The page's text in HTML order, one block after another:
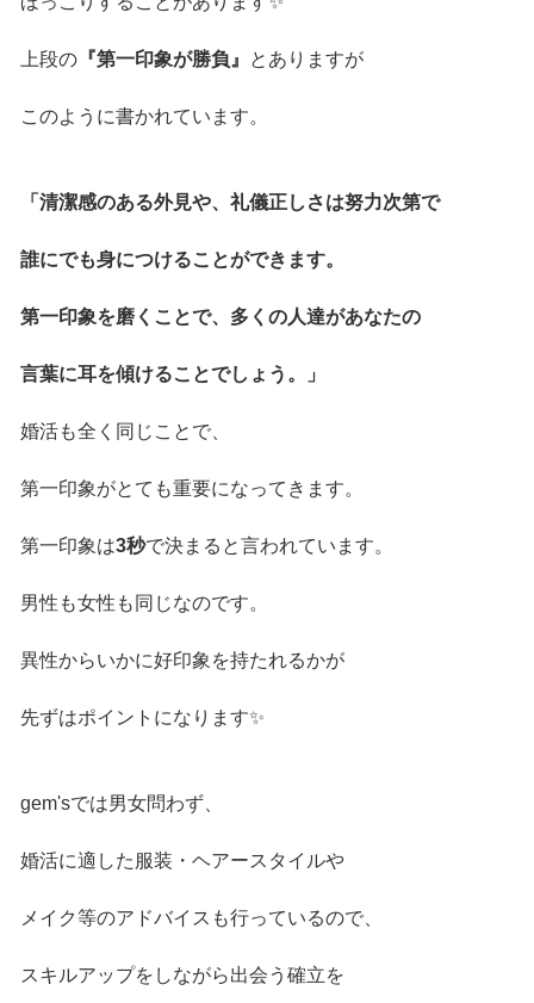
上段の『第一印象が勝負』 とありますが
このように書かれています。
「清潔感のある外見や、礼儀正しさは努力次第で
誰にでも身につけることができます。
第一印象を磨くことで、多くの人達があなたの
言葉に耳を傾けることでしょう。」
婚活も全く同じことで、
第一印象がとても重要になってきます。
第一印象は3秒で決まると言われています。
男性も女性も同じなのです。
異性からいかに好印象を持たれるかが
先ずはポイントになります✨
gem'sでは男女問わず、
婚活に適した服装・ヘアースタイルや
メイク等のアドバイスも行っているので、
スキルアップをしながら出会う確立を